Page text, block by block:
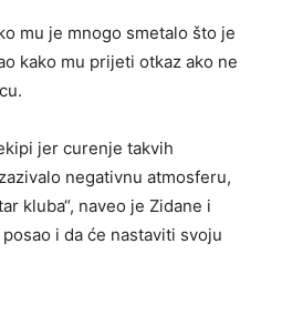
mu je mnogo smetalo što je
kako mu prijeti otkaz ako ne
jer curenje takvih
negativnu atmosferu,
kluba“, naveo je Zidane i
i da će nastaviti svoju